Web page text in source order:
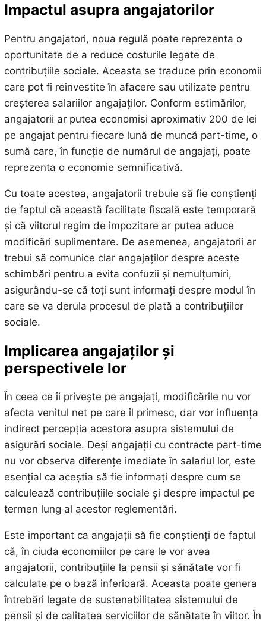
Impactul asupra angajatorilor
Pentru angajatori, noua regulă poate reprezenta o
oportunitate de a reduce costurile legate de
contribuțiile sociale. Aceasta se traduce prin economii
care pot fi reinvestite în afacere sau utilizate pentru
creșterea salariilor angajaților. Conform estimărilor,
angajatorii ar putea economisi aproximativ 200 de lei
pe angajat pentru fiecare lună de muncă part-time, o
sumă care, în funcție de numărul de angajați, poate
reprezenta o economie semnificativă.
Cu toate acestea, angajatorii trebuie să fie conștienți
de faptul că această facilitate fiscală este temporară
și că viitorul regim de impozitare ar putea aduce
modificări suplimentare. De asemenea, angajatorii ar
trebui să comunice clar angajaților despre aceste
schimbări pentru a evita confuzii și nemulțumiri,
asigurându-se că toți sunt informați despre modul în
care se va derula procesul de plată a contribuțiilor
sociale.
Implicarea angajaților și
perspectivele lor
În ceea ce îi privește pe angajați, modificările nu vor
afecta venitul net pe care îl primesc, dar vor influența
indirect percepția acestora asupra sistemului de
asigurări sociale. Deși angajații cu contracte part-time
nu vor observa diferențe imediate în salariul lor, este
esențial ca aceștia să fie informați despre cum se
calculează contribuțiile sociale și despre impactul pe
termen lung al acestor reglementări.
Este important ca angajații să fie conștienți de faptul
că, în ciuda economiilor pe care le vor avea
angajatorii, contribuțiile la pensii și sănătate vor fi
calculate pe o bază inferioară. Aceasta poate genera
întrebări legate de sustenabilitatea sistemului de
pensii și de calitatea serviciilor de sănătate în viitor. În